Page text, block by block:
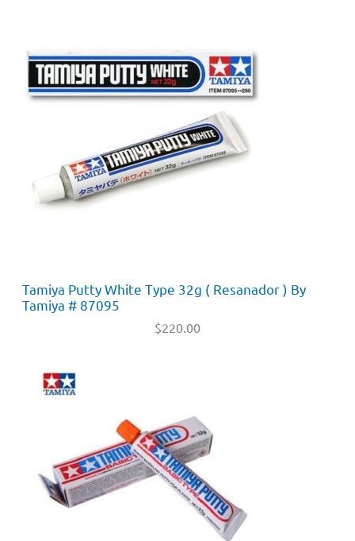
Tamiya Putty White Type 32g ( Resanador ) By
Tamiya # 87095
$220.00